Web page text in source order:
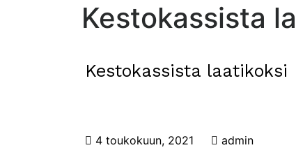
Kestokassista
Kestokassista laatikoksi
4 toukokuun, 2021 admin